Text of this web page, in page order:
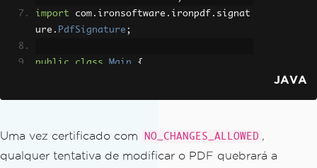
import com . ironsoftware . ironpdf . signat
ure . PdfSignature ;
public class Main
{
JAVA
Uma vez certificado com NO_CHANGES_ALLOWED ,
qualquer tentativa de modificar o PDF quebrará a